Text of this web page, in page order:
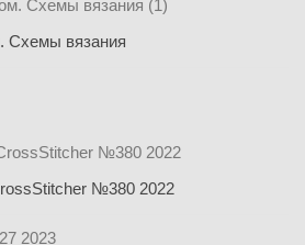
Схемы вязания
№380 2022